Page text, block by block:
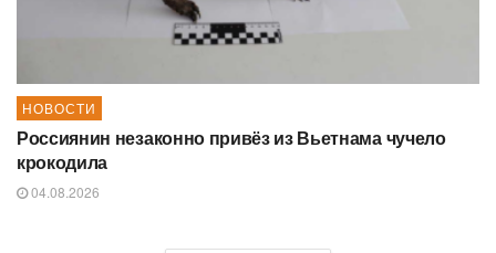
НОВОСТИ
Россиянин незаконно привёз из Вьетнама чучело
крокодила
04.08.2026